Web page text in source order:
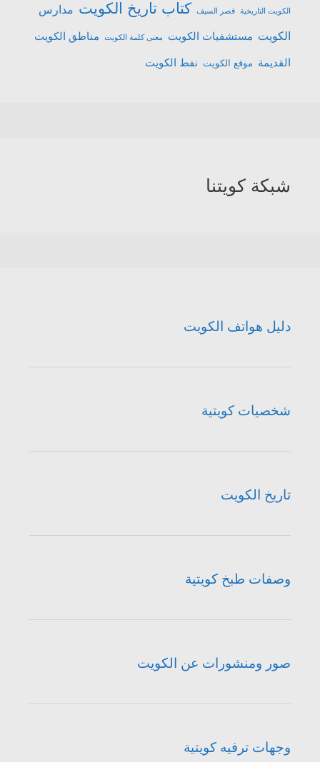
الكويت التاريخية قصر السيف كتاب تاريخ الكويت مدارس
الكويت مستشفيات الكويت معنى كلمة الكويت مناطق الكويت
القديمة موقع الكويت نفط الكويت
شبكة كويتنا
دليل هواتف الكويت
شخصيات كويتية
تاريخ الكويت
وصفات طبخ كويتية
صور ومنشورات عن الكويت
وجهات ترفيه كويتية